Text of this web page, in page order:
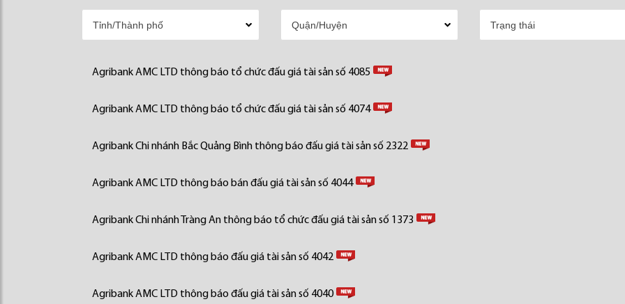
Agribank AMC LTD thông báo tổ chức đấu giá tài sản số 4085
Agribank AMC LTD thông báo tổ chức đấu giá tài sản số 4074
Agribank Chi nhánh Bắc Quảng Bình thông báo đấu giá tài sản số 2322
Agribank AMC LTD thông báo bán đấu giá tài sản số 4044
Agribank Chi nhánh Tràng An thông báo tổ chức đấu giá tài sản số 1373
Agribank AMC LTD thông báo đấu giá tài sản số 4042
Agribank AMC LTD thông báo đấu giá tài sản số 4040